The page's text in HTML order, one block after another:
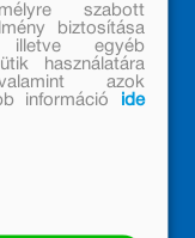
szabott
biztosítása
illetve egyéb
használatára
azok
információ
ide